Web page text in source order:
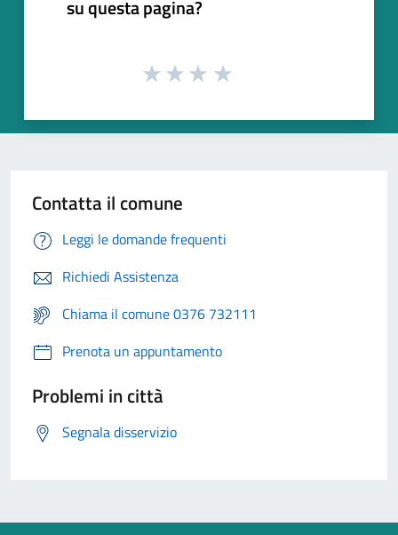
su questa pagina?
Contatta il comune
Leggi le domande frequenti
Richiedi Assistenza
Chiama il comune 0376 732111
Prenota un appuntamento
Problemi in città
Segnala disservizio